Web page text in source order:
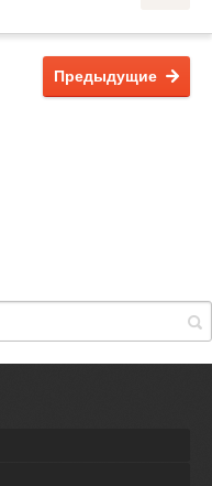
Предыдущие